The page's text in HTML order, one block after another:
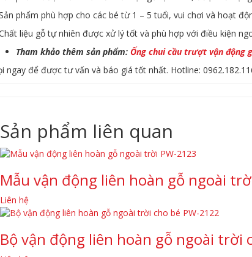
phẩm phù hợp cho các bé từ 1 – 5 tuổi, vui chơi và hoạt
liệu gỗ tự nhiên được xử lý tốt và phù hợp với điều kiện
Tham khảo thêm sản phẩm: Ống chui cầu trượt vận động
ngay để được tư vấn và báo giá tốt nhất. Hotline:
Sản phẩm liên quan
Mẫu vận động liên hoàn gỗ ngoài
Liên hệ
Bộ vận động liên hoàn gỗ ngoài trời